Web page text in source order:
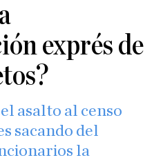
exprés de
asalto al censo
sacando del
la